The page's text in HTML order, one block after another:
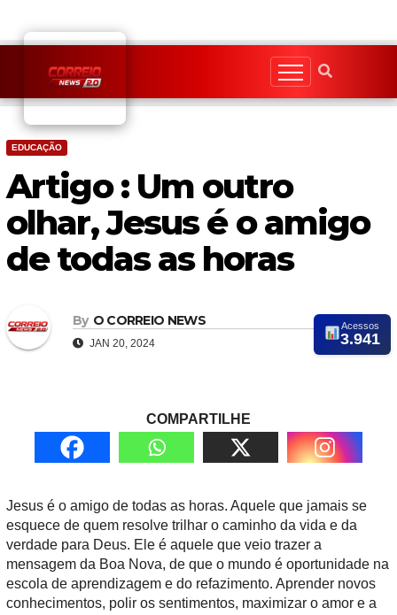
content
EDUCAÇÃO
Artigo : Um outro
olhar, Jesus é o amigo
de todas as horas
By O CORREIO NEWS
JAN 20, 2024
Acessos
3.941
COMPARTILHE
Jesus é o amigo de todas as horas. Aquele que jamais se
esquece de quem resolve trilhar o caminho da vida e da
verdade para Deus. Ele é aquele que veio trazer a
mensagem da Boa Nova, de que o mundo é oportunidade na
escola de aprendizagem e do refazimento. Aprender novos
conhecimentos, polir os sentimentos, maximizar o amor e a